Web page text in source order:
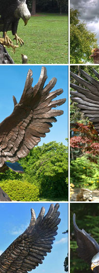
выполнены статуэтки,
материал сам по себе
по…
автору подчеркнуть
у большинства
Dommio
и хоббиRV-277
профессий и хоббиPRO-
Статуэтки людей
пластик (Deluxe)